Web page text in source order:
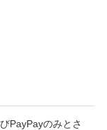
PayPayのみとさ